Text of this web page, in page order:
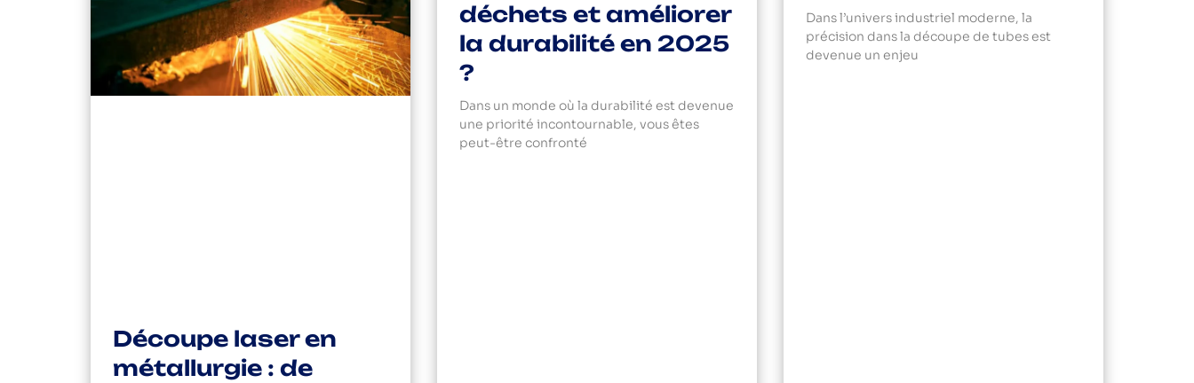
Découpe laser en
métallurgie : de
déchets et améliorer
la durabilité en 2025
?
Dans un monde où la durabilité est devenue
une priorité incontournable, vous êtes
peut-être confronté
Dans l’univers industriel moderne, la
précision dans la découpe de tubes est
devenue un enjeu